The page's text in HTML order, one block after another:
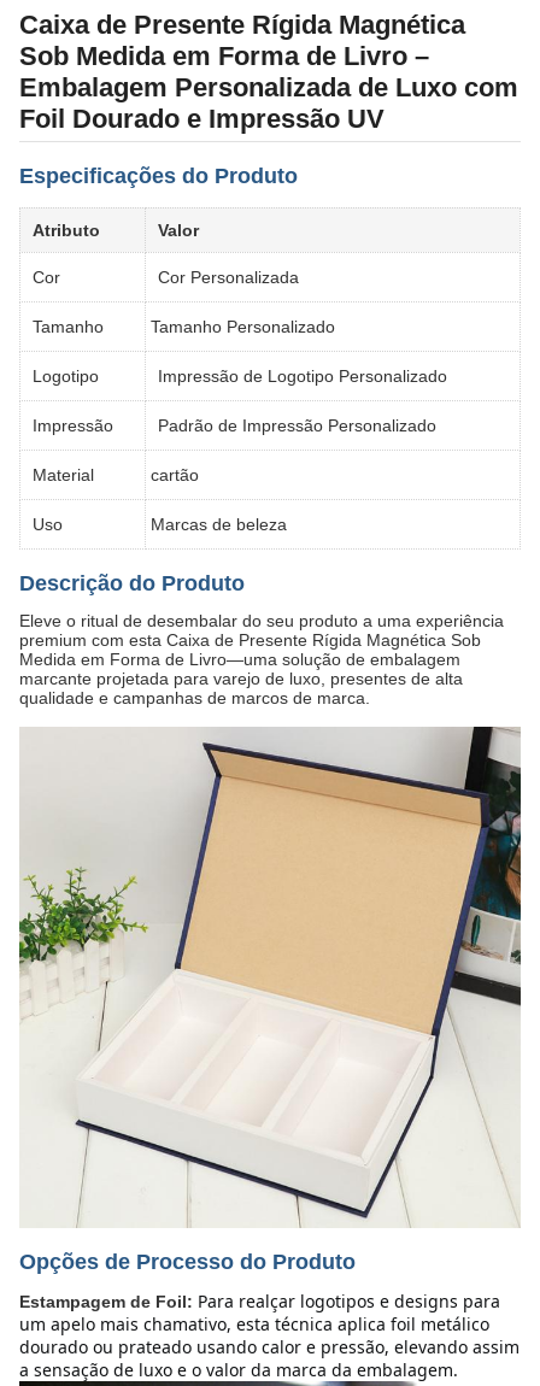
Caixa de Presente Rígida Magnética
Sob Medida em Forma de Livro –
Embalagem Personalizada de Luxo com
Foil Dourado e Impressão UV
Especificações do Produto
Atributo Valor
Cor Cor Personalizada
Tamanho Tamanho Personalizado
Logotipo Impressão de Logotipo Personalizado
Impressão Padrão de Impressão Personalizado
Material cartão
Uso Marcas de beleza
Descrição do Produto
Eleve o ritual de desembalar do seu produto a uma experiência
premium com esta Caixa de Presente Rígida Magnética Sob
Medida em Forma de Livro—uma solução de embalagem
marcante projetada para varejo de luxo, presentes de alta
qualidade e campanhas de marcos de marca.
Opções de Processo do Produto
Estampagem de Foil: Para realçar logotipos e designs para
um apelo mais chamativo, esta técnica aplica foil metálico
dourado ou prateado usando calor e pressão, elevando assim
a sensação de luxo e o valor da marca da embalagem.